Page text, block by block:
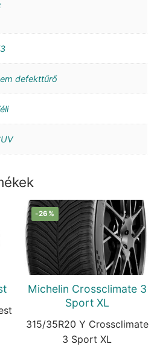
defekttűrő
-26%
Michelin Crossclimate 3
Sport XL
315/35R20 Y Crossclimate
3 Sport XL